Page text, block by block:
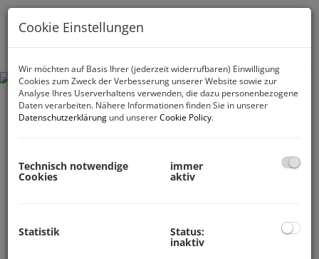
Cookie Einstellungen
Wir möchten auf Basis Ihrer (jederzeit widerrufbaren) Einwilligung
Cookies zum Zweck der Verbesserung unserer Website sowie zur
Analyse Ihres Userverhaltens verwenden, die dazu personenbezogene
Daten verarbeiten. Nähere Informationen finden Sie in unserer
Datenschutzerklärung und unsererCookie Policy.
Technisch notwendige
Cookies
immer
aktiv
Statistik Status:
inaktiv